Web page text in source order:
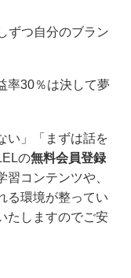
ずつ自分のブラン
率30％は決して夢
い」「まずは話を
の無料会員登録
コンテンツや、
る環境が整ってい
たしますのでご安